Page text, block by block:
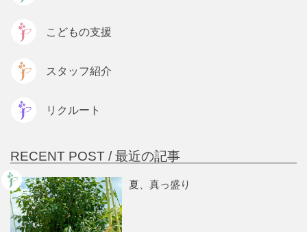
こどもの支援
スタッフ紹介
リクルート
RECENT POST /最近の記事
夏、真っ盛り